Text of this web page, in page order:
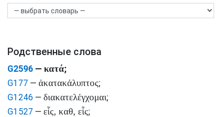
Родственные слова
G2596 — κατά;
G177 — ἀκατακάλυπτος;
G1246 — διακατελέγχομαι;
G1527 — εἷς, καθ, εἷς;